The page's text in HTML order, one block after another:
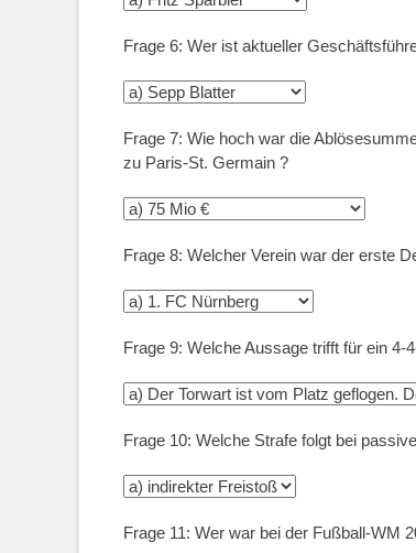
Frage 6: Wer ist aktueller
Frage 7: Wie hoch war die
zu Paris-St. Germain ?
Frage 8: Welcher Verein war der erste
Frage 9: Welche Aussage trifft für ein 4-
Frage 10: Welche Strafe folgt bei
Frage 11: Wer war bei der Fußball-WM